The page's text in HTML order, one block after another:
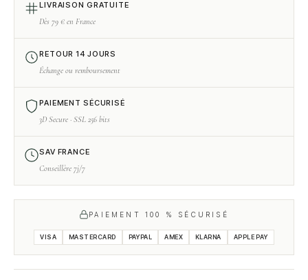
LIVRAISON GRATUITE
Dès 79 € en France
RETOUR 14 JOURS
Échange ou remboursement
PAIEMENT SÉCURISÉ
3D Secure · SSL 256 bits
SAV FRANCE
Conseillère 7j/7
PAIEMENT 100 % SÉCURISÉ
VISA MASTERCARD PAYPAL AMEX KLARNA APPLE PAY